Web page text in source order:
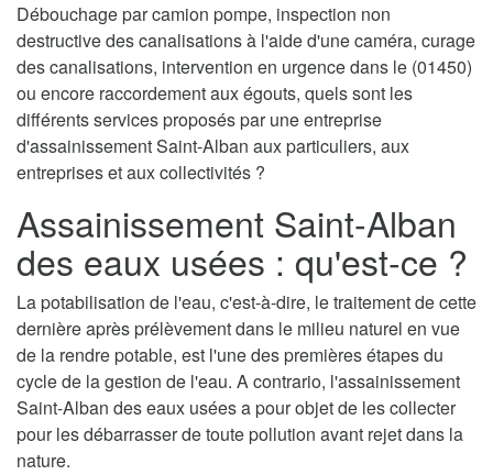
Débouchage par camion pompe, inspection non
destructive des canalisations à l'aide d'une caméra, curage
des canalisations, intervention en urgence dans le (01450)
ou encore raccordement aux égouts, quels sont les
différents services proposés par une entreprise
d'assainissement Saint-Alban aux particuliers, aux
entreprises et aux collectivités ?
Assainissement Saint-Alban
des eaux usées : qu'est-ce ?
La potabilisation de l'eau, c'est-à-dire, le traitement de cette
dernière après prélèvement dans le milieu naturel en vue
de la rendre potable, est l'une des premières étapes du
cycle de la gestion de l'eau. A contrario, l'assainissement
Saint-Alban des eaux usées a pour objet de les collecter
pour les débarrasser de toute pollution avant rejet dans la
nature.